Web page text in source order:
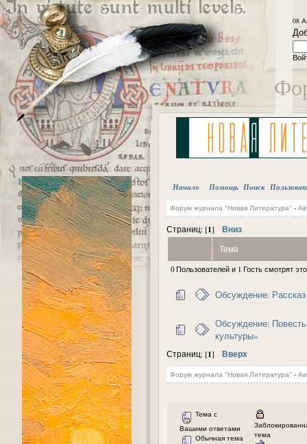
08
Начало Помощь Поиск
Форум журнала "Новая Литература"-
Страниц: [1] Вниз
Тема
0 Пользователей и 1 Гость смотрят
Обсуждение:
Обсуждение:
культуры»
Страниц: [1] Вверх
Форум журнала "Новая Литература"-
Тема с
Вашими ответами
Обычная тема
тема